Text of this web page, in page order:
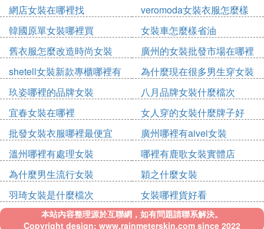
網店女裝在哪裡找
veromoda女裝衣服怎麼樣
韓國原單女裝哪裡買
女裝車怎麼樣省油
舊衣服怎麼改造時尚女裝
廣州的女裝批發市場在哪裡
shetell女裝新款專櫃哪裡有
為什麼現在很多男生穿女裝
玖姿哪裡的品牌女裝
八月品牌女裝什麼檔次
宜春女裝在哪裡
女人穿的女裝什麼牌子好
批發女裝衣服哪裡最便宜
廣州哪裡有aivei女裝
溫州哪裡有處理女裝
哪裡有鹿歌女裝實體店
為什麼男生流行女裝
穎之什麼女裝
羽琦女裝是什麼檔次
女裝哪裡貨好看
本站內容整理源於互聯網，如有問題請聯系解決。
Copyright design: www.rainmeterskin.com since 2022